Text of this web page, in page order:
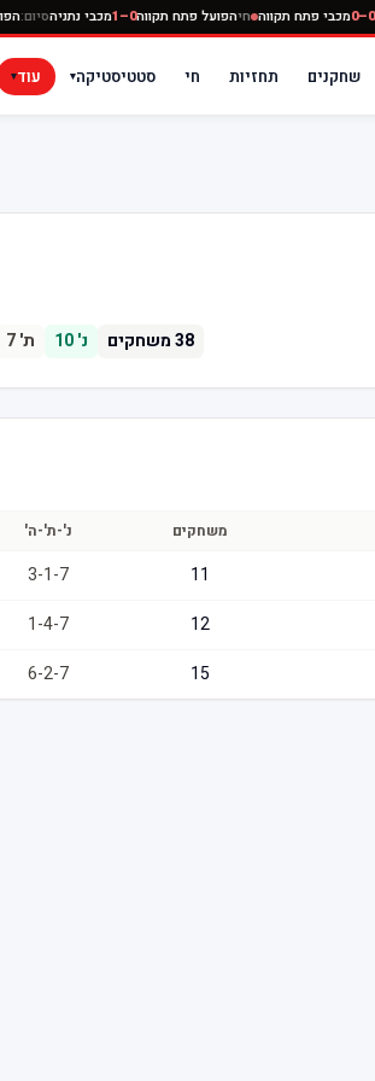
0–0 מכבי פתח תקווה חיהפועל פתח תקווה0–1 מכבי נתניהסיום:
שחקנים תחזיות חי סטטיסטיקה▾ עוד▾
38משחקים נ'10 ת'7
משחקים נ'-ת'-ה'
11
3-1-7
12
1-4-7
15
6-2-7